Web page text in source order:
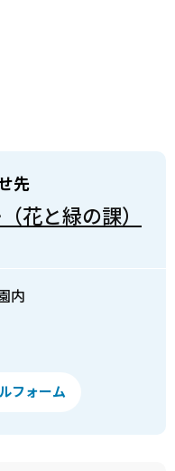
先
花と緑の課）
内
フォーム